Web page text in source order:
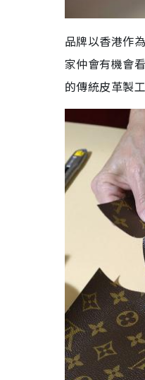
品牌以香港作
家仲會有機會
的傳統皮革製